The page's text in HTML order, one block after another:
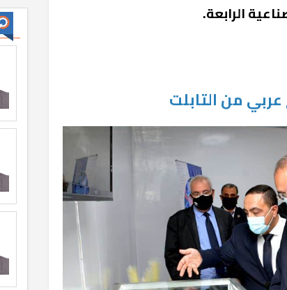
الرابعة.
من التابلت